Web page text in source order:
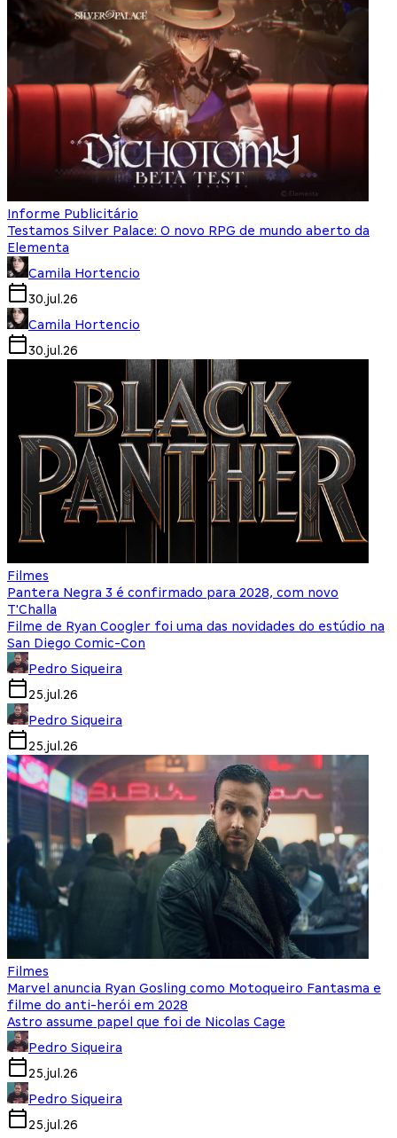
Informe Publicitário
Testamos Silver Palace: O novo RPG de mundo aberto da
Elementa
Camila Hortencio
30.jul.26
Camila Hortencio
30.jul.26
Filmes
Pantera Negra 3 é confirmado para 2028, com novo
T'Challa
Filme de Ryan Coogler foi uma das novidades do estúdio na
San Diego Comic-Con
Pedro Siqueira
25.jul.26
Pedro Siqueira
25.jul.26
Filmes
Marvel anuncia Ryan Gosling como Motoqueiro Fantasma e
filme do anti-herói em 2028
Astro assume papel que foi de Nicolas Cage
Pedro Siqueira
25.jul.26
Pedro Siqueira
25.jul.26